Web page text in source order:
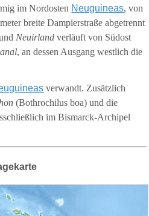
im Nordosten Neuguineas, von
breite Dampierstraße abgetrennt
Neuirland verläuft von Südost
, an dessen Ausgang westlich die
verwandt. Zusätzlich
(Bothrochilus boa) und die
im Bismarck-Archipel